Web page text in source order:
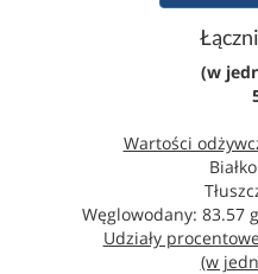
(w
Wartości
Węglowodany: 83.57
Udziały
(w